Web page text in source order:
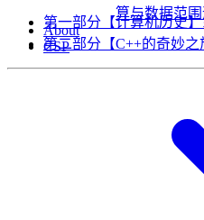
算与数据范
About
CSP
第一部分【计算机历史
第二部分【C++的奇妙之